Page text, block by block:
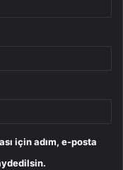
için adım, e-posta